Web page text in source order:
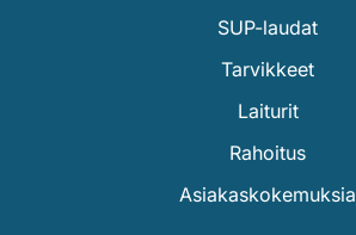
SUP-laudat
Tarvikkeet
Laiturit
Rahoitus
Asiakaskokemuksia